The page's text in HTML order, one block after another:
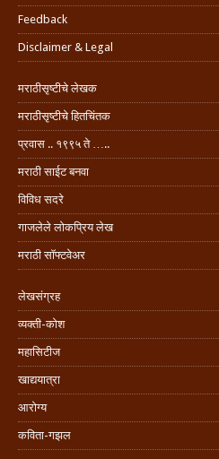
Feedback
Disclaimer & Legal
मराठीसृष्टीचे लेखक
मराठीसृष्टीचे हितचिंतक
प्रवास .. १९९५ ते …..
मराठी साईट बनवा
विविध सदरे
गाजलेले लोकप्रिय लेख
मराठी सॉफ्टवेअर
लेखसंग्रह
व्यक्ती-कोश
महासिटीज
खाद्ययात्रा
आरोग्य
कविता-गझल